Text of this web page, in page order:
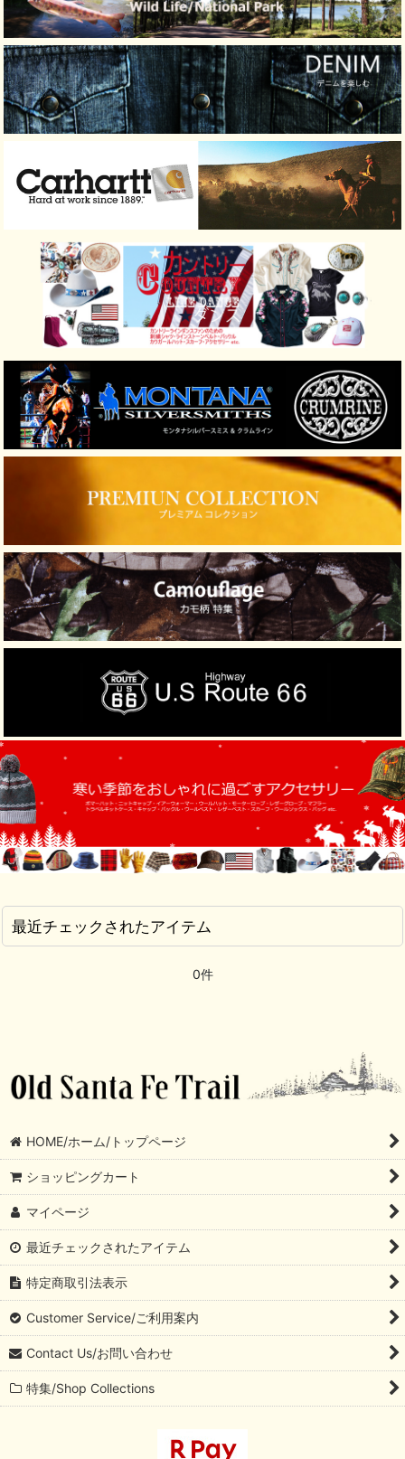
最近チェックされたアイテム
0件
HOME/ホーム/トップページ
ショッピングカート
マイページ
最近チェックされたアイテム
特定商取引法表示
Customer Service/ご利用案内
Contact Us/お問い合わせ
特集/Shop Collections